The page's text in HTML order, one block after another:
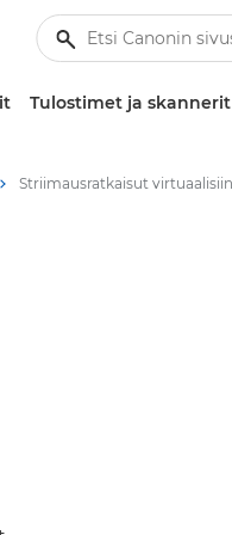
Tulostimet ja skannerit